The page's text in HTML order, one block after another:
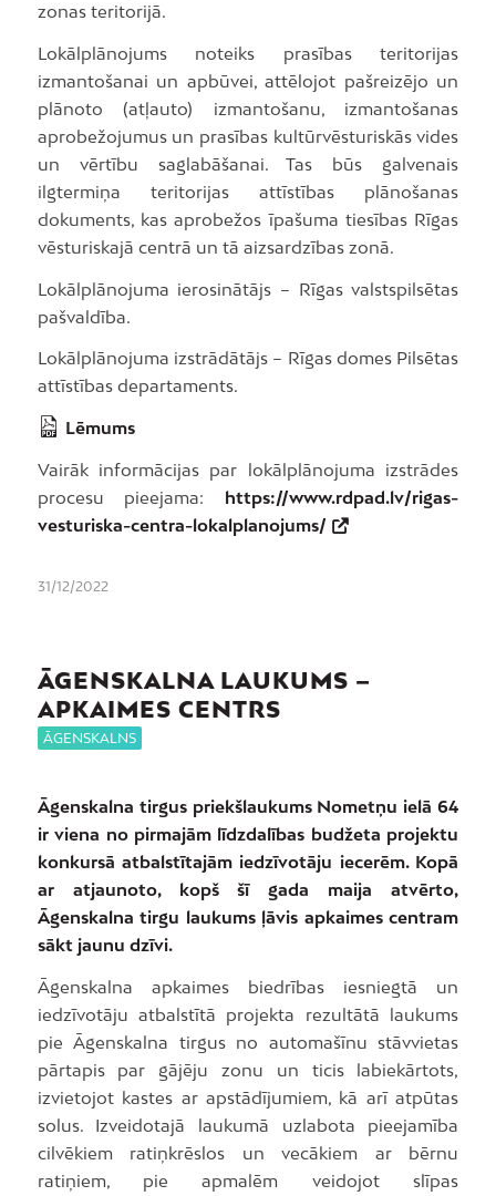
zonas teritorijā.
Lokālplānojums noteiks prasības teritorijas
izmantošanai un apbūvei, attēlojot pašreizējo un
plānoto (atļauto) izmantošanu, izmantošanas
aprobežojumus un prasības kultūrvēsturiskās vides
un vērtību saglabāšanai. Tas būs galvenais
ilgtermiņa teritorijas attīstības plānošanas
dokuments, kas aprobežos īpašuma tiesības Rīgas
vēsturiskajā centrā un tā aizsardzības zonā.
Lokālplānojuma ierosinātājs – Rīgas valstspilsētas
pašvaldība.
Lokālplānojuma izstrādātājs – Rīgas domes Pilsētas
attīstības departaments.
Lēmums
Vairāk informācijas par lokālplānojuma izstrādes
procesu pieejama: https://www.rdpad.lv/rigas-
vesturiska-centra-lokalplanojums/
31/12/2022
ĀGENSKALNA LAUKUMS –
APKAIMES CENTRS
ĀGENSKALNS
Āgenskalna tirgus priekšlaukums Nometņu ielā 64
ir viena no pirmajām līdzdalības budžeta projektu
konkursā atbalstītajām iedzīvotāju iecerēm. Kopā
ar atjaunoto, kopš šī gada maija atvērto,
Āgenskalna tirgu laukums ļāvis apkaimes centram
sākt jaunu dzīvi.
Āgenskalna apkaimes biedrības iesniegtā un
iedzīvotāju atbalstītā projekta rezultātā laukums
pie Āgenskalna tirgus no automašīnu stāvvietas
pārtapis par gājēju zonu un ticis labiekārtots,
izvietojot kastes ar apstādījumiem, kā arī atpūtas
solus. Izveidotajā laukumā uzlabota pieejamība
cilvēkiem ratiņkrēslos un vecākiem ar bērnu
ratiņiem, pie apmalēm veidojot slīpas